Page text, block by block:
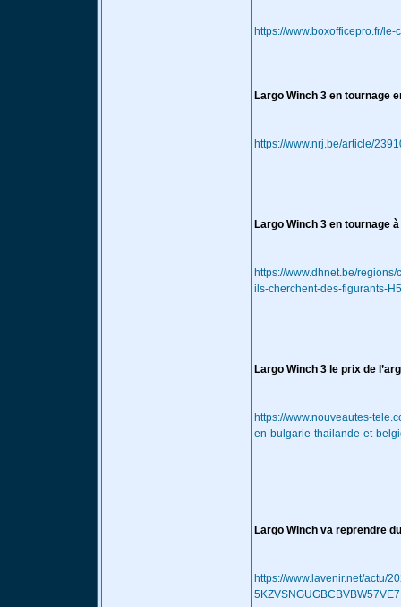
https://www.boxofficepro.fr/
Largo Winch 3 en tournage
https://www.nrj.be/article/
Largo Winch 3 en tournage
https://www.dhnet.be/
ils-cherchent-des-figurants-
Largo Winch 3 le prix de
https://www.nouveautes-
en-bulgarie-thailande-et-
Largo Winch va reprendre
https://www.lavenir.net/actu/